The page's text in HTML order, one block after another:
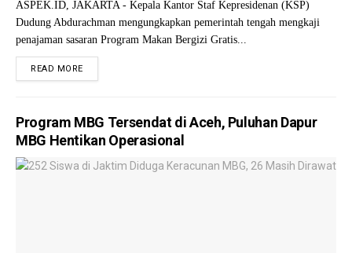
ASPEK.ID, JAKARTA - Kepala Kantor Staf Kepresidenan (KSP)
Dudung Abdurachman mengungkapkan pemerintah tengah mengkaji
penajaman sasaran Program Makan Bergizi Gratis...
READ MORE
Program MBG Tersendat di Aceh, Puluhan Dapur
MBG Hentikan Operasional